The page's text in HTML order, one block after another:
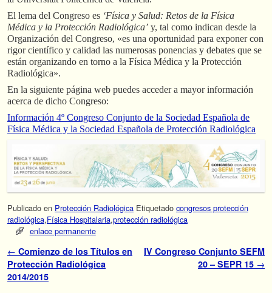
El lema del Congreso es ‘Física y Salud: Retos de la Física
Médica y la Protección Radiológica’ y, tal como indican desde la
Organización del Congreso, «es una oportunidad para exponer con
rigor científico y calidad las numerosas ponencias y debates que se
están organizando en torno a la Física Médica y la Protección
Radiológica».
En la siguiente página web puedes acceder a mayor información
acerca de dicho Congreso:
Información 4º Congreso Conjunto de la Sociedad Española de
Física Médica y la Sociedad Española de Protección Radiológica
Publicado en Protección Radiológica Etiquetado congresos protección
radiológica,Física Hospitalaria,protección radiológica
enlace permanente
Navegador de artículos
← Comienzo de los Títulos en
Protección Radiológica
2014/2015
IV Congreso Conjunto SEFM
20 – SEPR 15 →